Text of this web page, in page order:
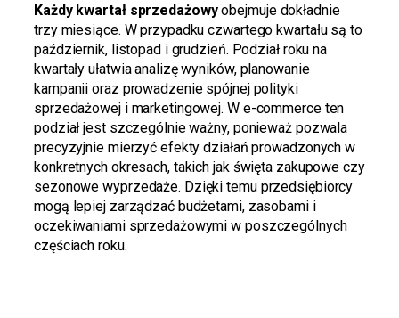
Każdy kwartał sprzedażowyobejmuje dokładnie
trzy miesiące. W przypadku czwartego kwartału są to
październik, listopad i grudzień. Podział roku na
kwartały ułatwia analizę wyników, planowanie
kampanii oraz prowadzenie spójnej polityki
sprzedażowej i marketingowej. W e-commerce ten
podział jest szczególnie ważny, ponieważ pozwala
precyzyjnie mierzyć efekty działań prowadzonych w
konkretnych okresach, takich jak święta zakupowe czy
sezonowe wyprzedaże. Dzięki temu przedsiębiorcy
mogą lepiej zarządzać budżetami, zasobami i
oczekiwaniami sprzedażowymi w poszczególnych
częściach roku.